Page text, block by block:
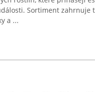
Sortiment zahrnuje
a ...